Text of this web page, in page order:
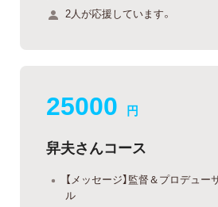
2人が応援しています。
25000 円
舁夫さんコース
【メッセージ】監督＆プロデュ
ル